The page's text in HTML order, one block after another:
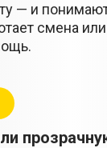
— и
смена